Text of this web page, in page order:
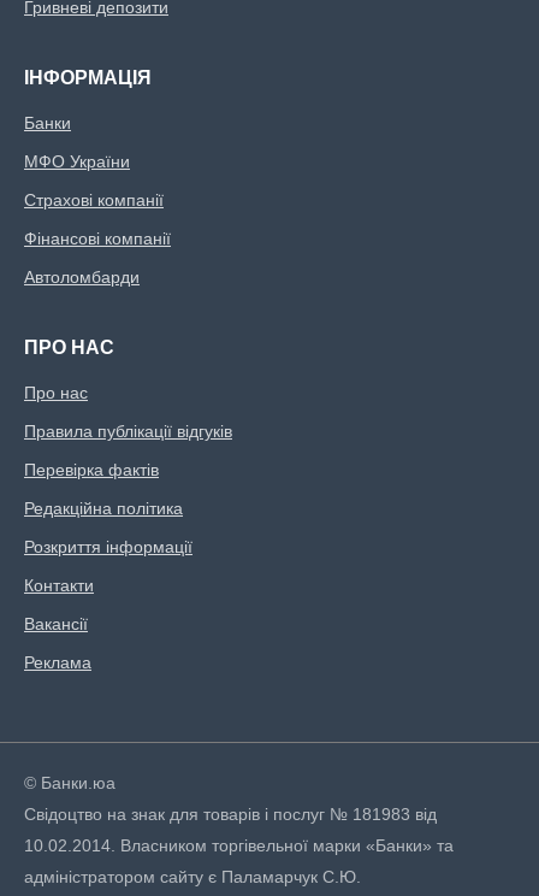
Гривневі депозити
ІНФОРМАЦІЯ
Банки
МФО України
Страхові компанії
Фінансові компанії
Автоломбарди
ПРО НАС
Про нас
Правила публікації відгуків
Перевірка фактів
Редакційна політика
Розкриття інформації
Контакти
Вакансії
Реклама
© Банки.юа
Свідоцтво на знак для товарів і послуг № 181983 від
10.02.2014. Власником торгівельної марки «Банки» та
адміністратором сайту є Паламарчук С.Ю.